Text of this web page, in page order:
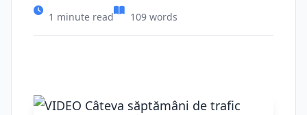
1 minute read 109 words